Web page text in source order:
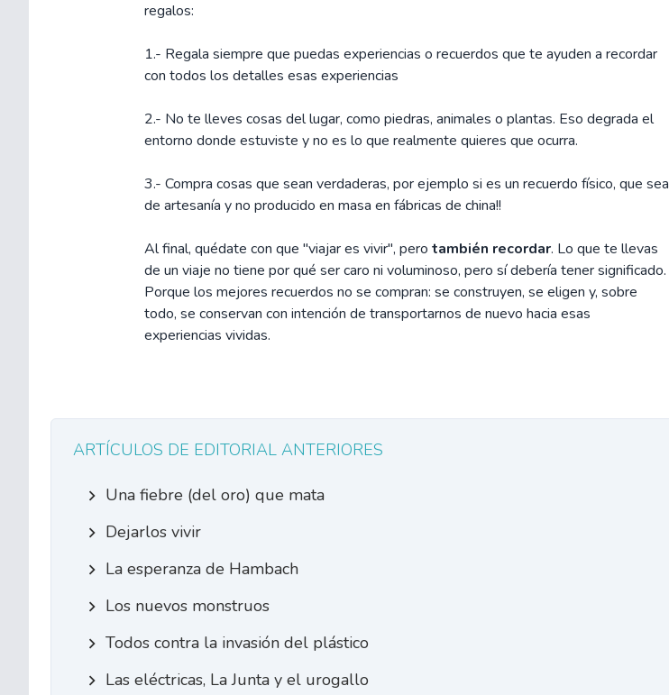
regalos:
1.- Regala siempre que puedas experiencias o recuerdos que te ayuden a recordar
con todos los detalles esas experiencias
2.- No te lleves cosas del lugar, como piedras, animales o plantas. Eso degrada el
entorno donde estuviste y no es lo que realmente quieres que ocurra.
3.- Compra cosas que sean verdaderas, por ejemplo si es un recuerdo físico, que sea
de artesanía y no producido en masa en fábricas de china!!
Al final, quédate con que "viajar es vivir", pero también recordar. Lo que te llevas
de un viaje no tiene por qué ser caro ni voluminoso, pero sí debería tener significado.
Porque los mejores recuerdos no se compran: se construyen, se eligen y, sobre
todo, se conservan con intención de transportarnos de nuevo hacia esas
experiencias vividas.
ARTÍCULOS DE EDITORIAL ANTERIORES
Una fiebre (del oro) que mata
Dejarlos vivir
La esperanza de Hambach
Los nuevos monstruos
Todos contra la invasión del plástico
Las eléctricas, La Junta y el urogallo